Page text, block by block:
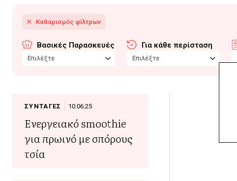
Βασικές Παρασκευές
Επιλέξτε
Για κάθε περίσταση
Επιλέξτε
ΣΥΝΤΑΓΕΣ 10.06.25
Ενεργειακό smoothie
για πρωινό με σπόρους
τσία